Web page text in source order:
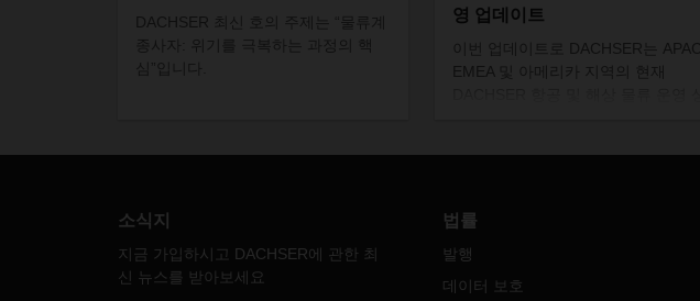
DACHSER 최신 호의 주제는
“물류계
종사자
위기를 과정의
심”입니다
영 업데이트
이번 업데이트로 DACHSER는 APAC,
EMEA 및 아메리카 지역의 현재
나 운영하지 않는다면 왜 그런지 기재
되어 있습니다. 각 국가의 상황이 빠
르게 변할 수 있으므로 첨부 문서는
정기적으로 업데이트되어 웹 사이트
소식지
지금 가입하시고 DACHSER에 관한 최
신 뉴스를 받아보세요
법률
발행
데이터 보호